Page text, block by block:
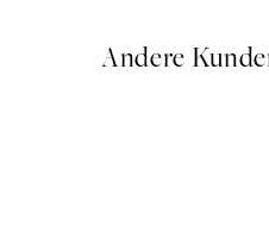
Andere